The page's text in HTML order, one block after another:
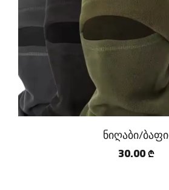
ნიღაბი/ბაფი
30.00 ₾